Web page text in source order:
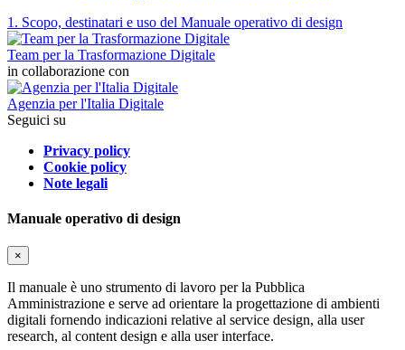
1. Scopo, destinatari e uso del Manuale operativo di design
Team per la Trasformazione Digitale
in collaborazione con
Agenzia per l'Italia Digitale
Seguici su
Privacy policy
Cookie policy
Note legali
Manuale operativo di design
×
Il manuale è uno strumento di lavoro per la Pubblica
Amministrazione e serve ad orientare la progettazione di ambienti
digitali fornendo indicazioni relative al service design, alla user
research, al content design e alla user interface.